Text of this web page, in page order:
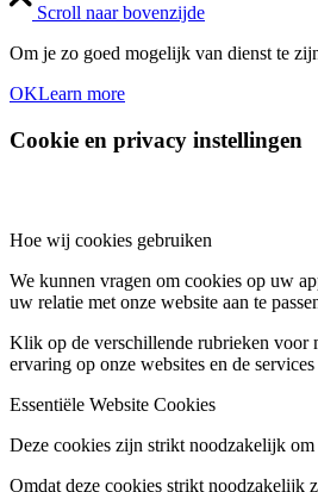
Scroll naar bovenzijde
Om je zo goed mogelijk van dienst te
OKLearn more
Cookie en privacy instellingen
Hoe wij cookies gebruiken
We kunnen vragen om cookies op uw
uw relatie met onze website aan te
Klik op de verschillende rubrieken voor
ervaring op onze websites en de
Essentiële Website Cookies
Deze cookies zijn strikt noodzakelijk om
Omdat deze cookies strikt noodzakelijk